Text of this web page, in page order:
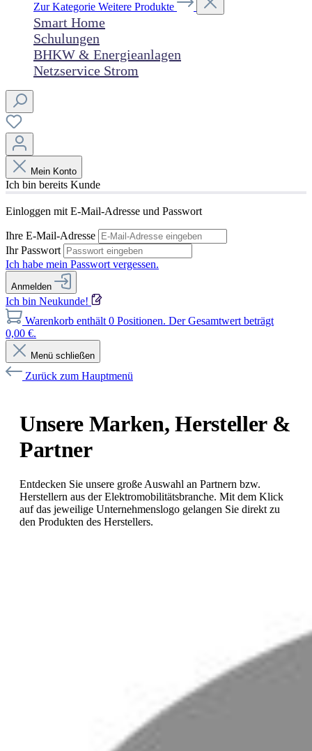
Zur Kategorie Weitere Produkte
Smart Home
Schulungen
BHKW & Energieanlagen
Netzservice Strom
Mein Konto
Ich bin bereits Kunde
Einloggen mit E-Mail-Adresse und Passwort
Ihre E-Mail-Adresse
Ihr Passwort
Ich habe mein Passwort vergessen.
Anmelden
Ich bin Neukunde!
Warenkorb enthält 0 Positionen. Der Gesamtwert beträgt
0,00 €.
Menü schließen
Zurück zum Hauptmenü
Unsere Marken, Hersteller &
Partner
Entdecken Sie unsere große Auswahl an Partnern bzw.
Herstellern aus der Elektromobilitätsbranche. Mit dem Klick
auf das jeweilige Unternehmenslogo gelangen Sie direkt zu
den Produkten des Herstellers.